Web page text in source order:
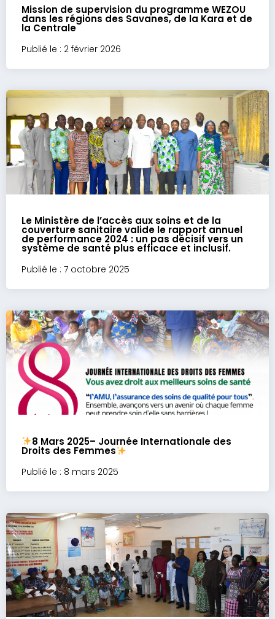
Mission de supervision du programme WEZOU
dans les régions des Savanes, de la Kara et de
la Centrale
Publié le : 2 février 2026
Le Ministère de l’accès aux soins et de la
couverture sanitaire valide le rapport annuel
de performance 2024 : un pas décisif vers un
système de santé plus efficace et inclusif.
Publié le : 7 octobre 2025
8 Mars 2025– Journée Internationale des
Droits des Femmes
Publié le : 8 mars 2025